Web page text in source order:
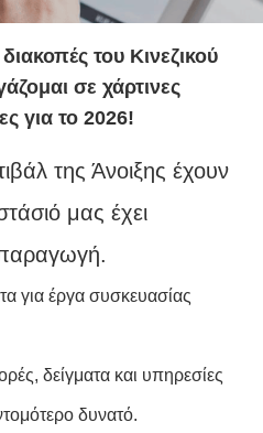
του Κινεζικού
σε χάρτινες
για το 2026!
της Άνοιξης έχουν
μας έχει
για έργα συσκευασίας
δείγματα και υπηρεσίες
δυνατό.